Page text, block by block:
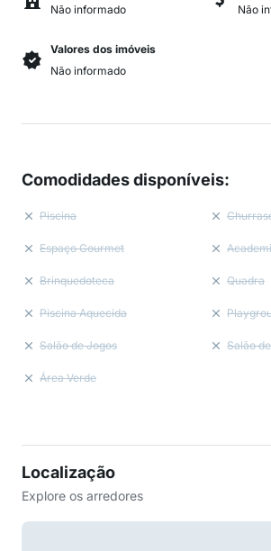
Não informado
Não
Valores dos imóveis
Não informado
Comodidades disponíveis:
Piscina
Espaço Gourmet
Brinquedoteca Quadra
Piscina Aquecida
Salão de Jogos Salão
Área Verde
Localização
Explore os arredores